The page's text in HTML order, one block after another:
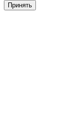
Принять